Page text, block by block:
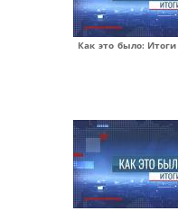
Как это было: